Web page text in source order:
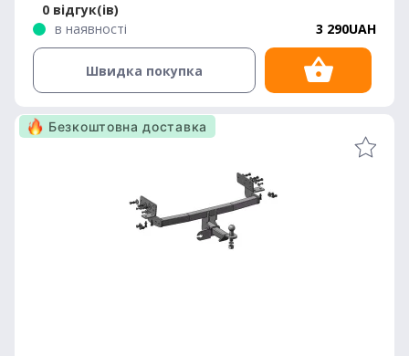
0 відгук(ів)
в наявності
3 290UAH
Швидка покупка
Безкоштовна доставка